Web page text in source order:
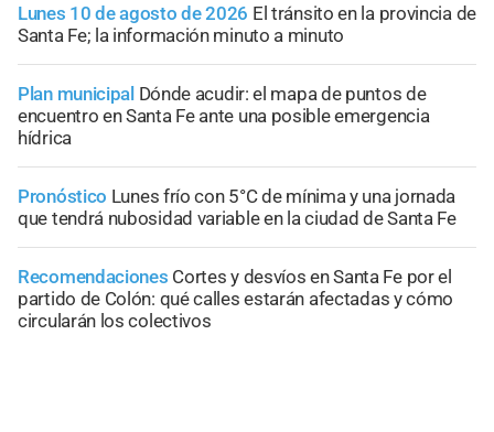
Lunes 10 de agosto de 2026 El tránsito en la provincia de
Santa Fe; la información minuto a minuto
Plan municipal Dónde acudir: el mapa de puntos de
encuentro en Santa Fe ante una posible emergencia
hídrica
Pronóstico Lunes frío con 5°C de mínima y una jornada
que tendrá nubosidad variable en la ciudad de Santa Fe
Recomendaciones Cortes y desvíos en Santa Fe por el
partido de Colón: qué calles estarán afectadas y cómo
circularán los colectivos